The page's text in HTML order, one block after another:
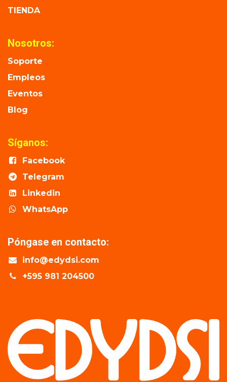
TIENDA
Nosotros:
Soporte
Empleos
Eventos
Blog
Síganos:
Facebook
Telegram
Linkedin
WhatsApp
Póngase en contacto:
info@edydsi.com
+595 981 204500